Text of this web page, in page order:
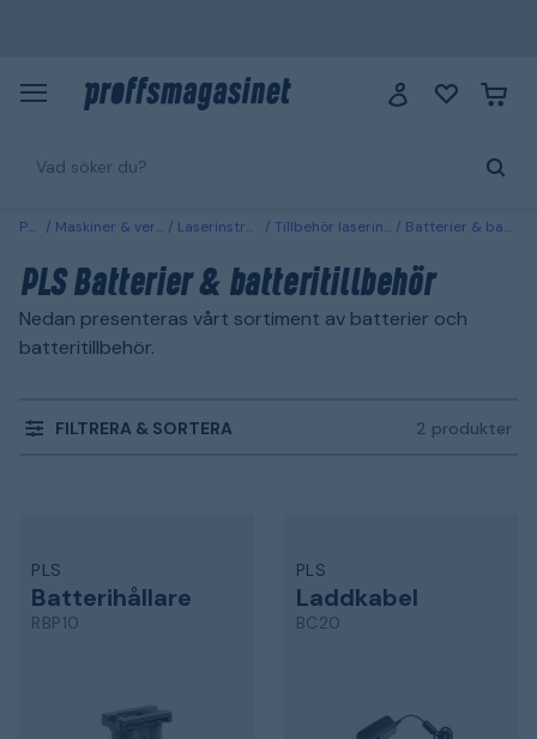
PLS Maskiner & verktyg Laserinstrument Tillbehör laserinstrument Batterier & batteritillbehör
PLS Batterier & batteritillbehör
Nedan presenteras vårt sortiment av batterier och
batteritillbehör.
FILTRERA & SORTERA 2 produkter
PLS
Batterihållare
RBP10
PLS
Laddkabel
BC20